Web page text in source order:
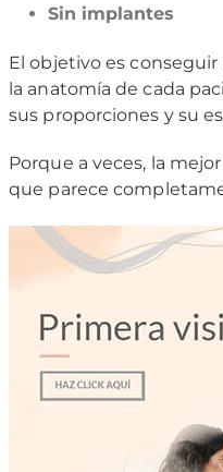
Sin implantes
El objetivo es
la anatomía de cada
sus proporciones y su
Porque a veces, la
que parece